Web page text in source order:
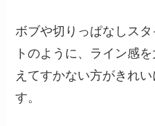
ボブや切りっぱなしス
トのように、ライン感
えてすかない方がきれ
す。